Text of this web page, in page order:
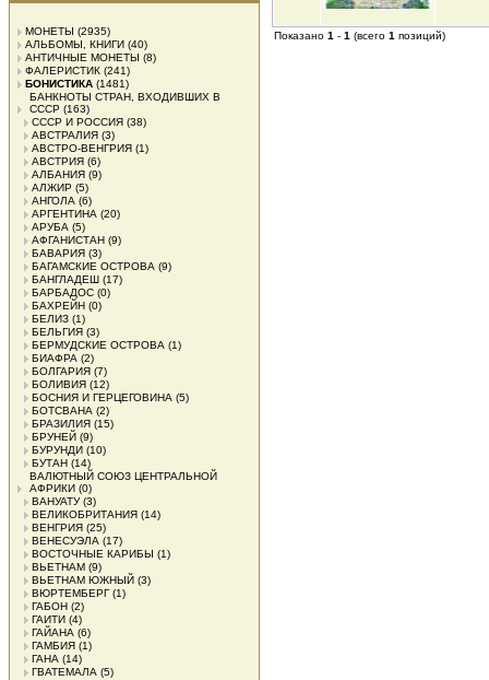
МОНЕТЫ (2935)
АЛЬБОМЫ, КНИГИ (40)
АНТИЧНЫЕ МОНЕТЫ (8)
ФАЛЕРИСТИК (241)
БОНИСТИКА (1481)
БАНКНОТЫ СТРАН, ВХОДИВШИХ В
СССР (163)
СССР И РОССИЯ (38)
АВСТРАЛИЯ (3)
АВСТРО-ВЕНГРИЯ (1)
АВСТРИЯ (6)
АЛБАНИЯ (9)
АЛЖИР (5)
АНГОЛА (6)
АРГЕНТИНА (20)
АРУБА (5)
АФГАНИСТАН (9)
БАВАРИЯ (3)
БАГАМСКИЕ ОСТРОВА (9)
БАНГЛАДЕШ (17)
БАРБАДОС (0)
БАХРЕЙН (0)
БЕЛИЗ (1)
БЕЛЬГИЯ (3)
БЕРМУДСКИЕ ОСТРОВА (1)
БИАФРА (2)
БОЛГАРИЯ (7)
БОЛИВИЯ (12)
БОСНИЯ И ГЕРЦЕГОВИНА (5)
БОТСВАНА (2)
БРАЗИЛИЯ (15)
БРУНЕЙ (9)
БУРУНДИ (10)
БУТАН (14)
ВАЛЮТНЫЙ СОЮЗ ЦЕНТРАЛЬНОЙ
АФРИКИ (0)
ВАНУАТУ(3)
ВЕЛИКОБРИТАНИЯ (14)
ВЕНГРИЯ (25)
ВЕНЕСУЭЛА (17)
ВОСТОЧНЫЕ КАРИБЫ (1)
ВЬЕТНАМ (9)
ВЬЕТНАМ ЮЖНЫЙ (3)
ВЮРТЕМБЕРГ(1)
ГАБОН (2)
ГАИТИ (4)
ГАЙАНА (6)
ГАМБИЯ (1)
ГАНА (14)
ГВАТЕМАЛА (5)
Показано 1 - 1 (всего 1 позиций)